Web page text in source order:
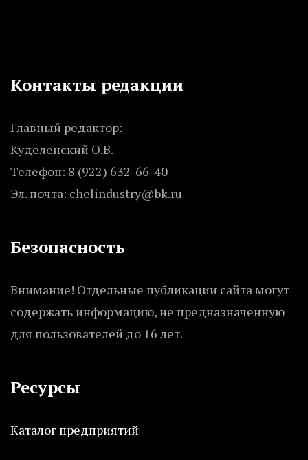
Контакты редакции
Главный редактор:
Куделенский О.В.
Телефон: 8 (922) 632-66-40
Эл. почта: chelindustry@bk.ru
Безопасность
Внимание! Отдельные публикации сайта могут
содержать информацию, не предназначенную
для пользователей до 16 лет.
Ресурсы
Каталог предприятий